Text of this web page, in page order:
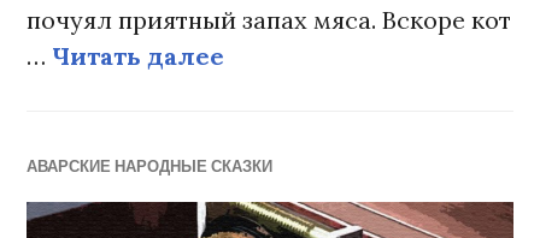
почуял приятный запах мяса. Вскоре кот
… Читать далее
АВАРСКИЕ НАРОДНЫЕ СКАЗКИ